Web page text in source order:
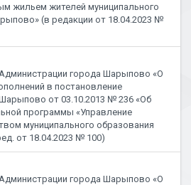
жильем жителей муниципального
(в редакции от 18.04.2023 №
города Шарыпово «О
в постановление
от 03.10.2013 № 236 «Об
программы «Управление
муниципального образования
от 18.04.2023 № 100)
города Шарыпово «О